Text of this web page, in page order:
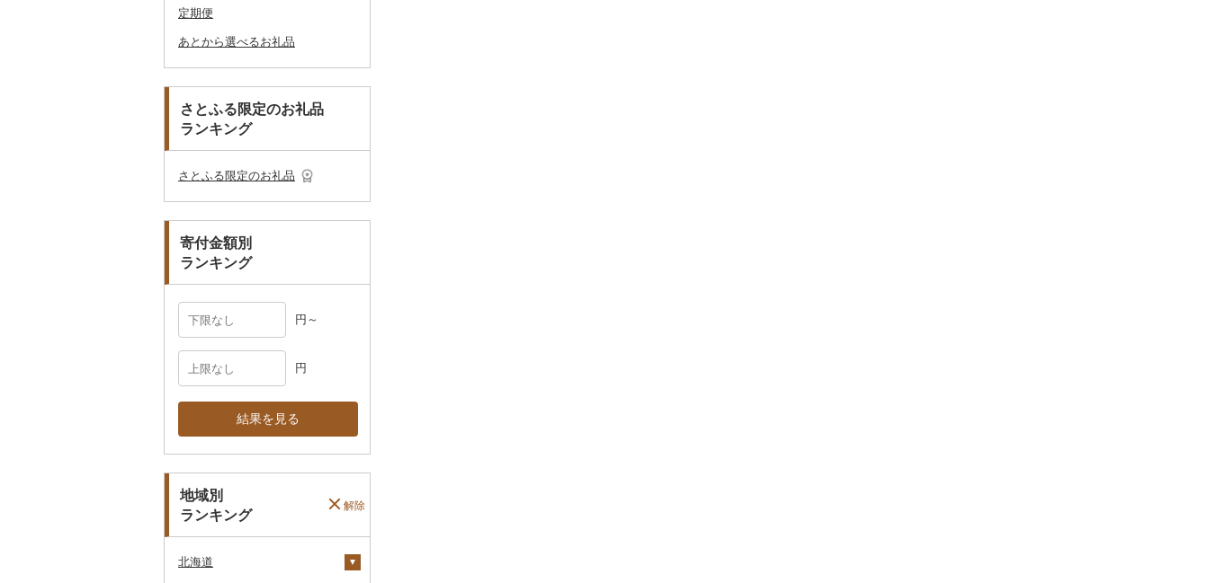
その他スポーツ
アロマ
プロテイン
その他美容
ツケース
その他鞄・バッグ
子供・ベビー
その他洋服
靴・履物
靴・シューズ
スリッパ・下駄・草履
その他靴・履物
アクセサリー
ペンダント・ネックレ
ス
ピアス・イヤリング
その他アクセサリー
その他服飾小物
ショール・ストール
マフラー・手袋
唐津焼
備前焼
美濃焼
村上木彫堆朱
その他装飾品・工芸品
数珠
工芸品
播州そろばん
美濃和紙
花
胡蝶蘭
造花・プリザーブドフ
ラワー
その他花
盆栽・その他
地域サービス
その他
定期便
あとから選べるお礼品
さとふる限定のお礼品
ランキング
さとふる限定のお礼品
寄付金額別
ランキング
円～
円
結果を見る
地域別
ランキング
解除
北海道